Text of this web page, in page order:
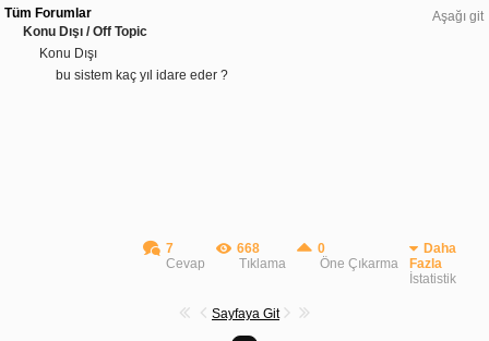
Aşağı git
Tüm Forumlar
Konu Dışı / Off Topic
Konu Dışı
bu sistem kaç yıl idare eder ?
7
Cevap
668
Tıklama
0
Öne Çıkarma
Daha
Fazla
İstatistik
Sayfaya Git